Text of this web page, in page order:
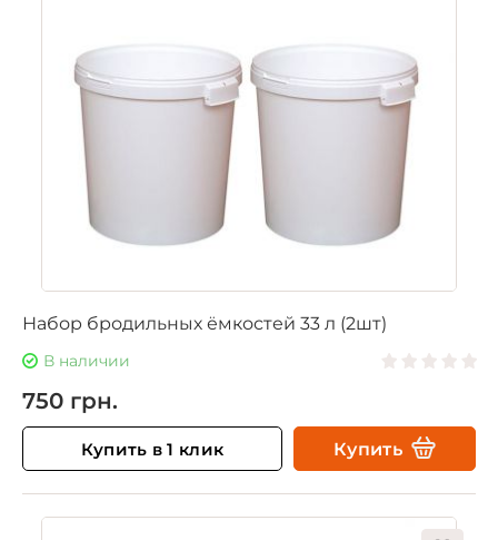
Набор бродильных ёмкостей 33 л (2шт)
В наличии
750 грн.
Купить в 1 клик Купить